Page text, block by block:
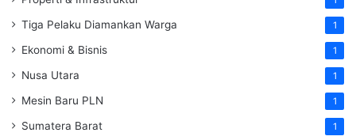
Tiga Pelaku Diamankan Warga 1
Ekonomi & Bisnis 1
Nusa Utara 1
Mesin Baru PLN 1
Sumatera Barat 1